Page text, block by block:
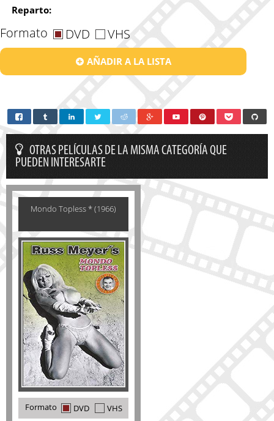
Reparto:
Formato DVD VHS
AÑADIR A LA LISTA
OTRAS PELÍCULAS DE LA MISMA CATEGORÍA QUE
PUEDEN INTERESARTE
Mondo Topless * (1966)
Formato DVD VHS